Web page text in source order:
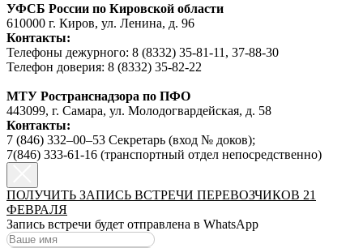
УФСБ России по Кировской области
610000 г. Киров, ул. Ленина, д. 96
Контакты:
Телефоны дежурного: 8 (8332) 35-81-11, 37-88-30
Телефон доверия: 8 (8332) 35-82-22
МТУ Ространснадзора по ПФО
443099, г. Самара, ул. Молодогвардейская, д. 58
Контакты:
7 (846) 332‒00‒53 Секретарь (вход № доков);
7(846) 333-61-16 (транспортный отдел непосредственно)
ПОЛУЧИТЬ ЗАПИСЬ ВСТРЕЧИ ПЕРЕВОЗЧИКОВ 21
ФЕВРАЛЯ
Запись встречи будет отправлена в WhatsApp